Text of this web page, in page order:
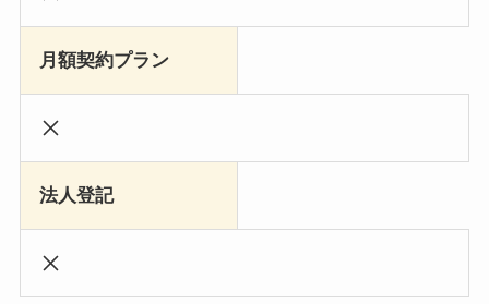
月額契約プラン
法人登記